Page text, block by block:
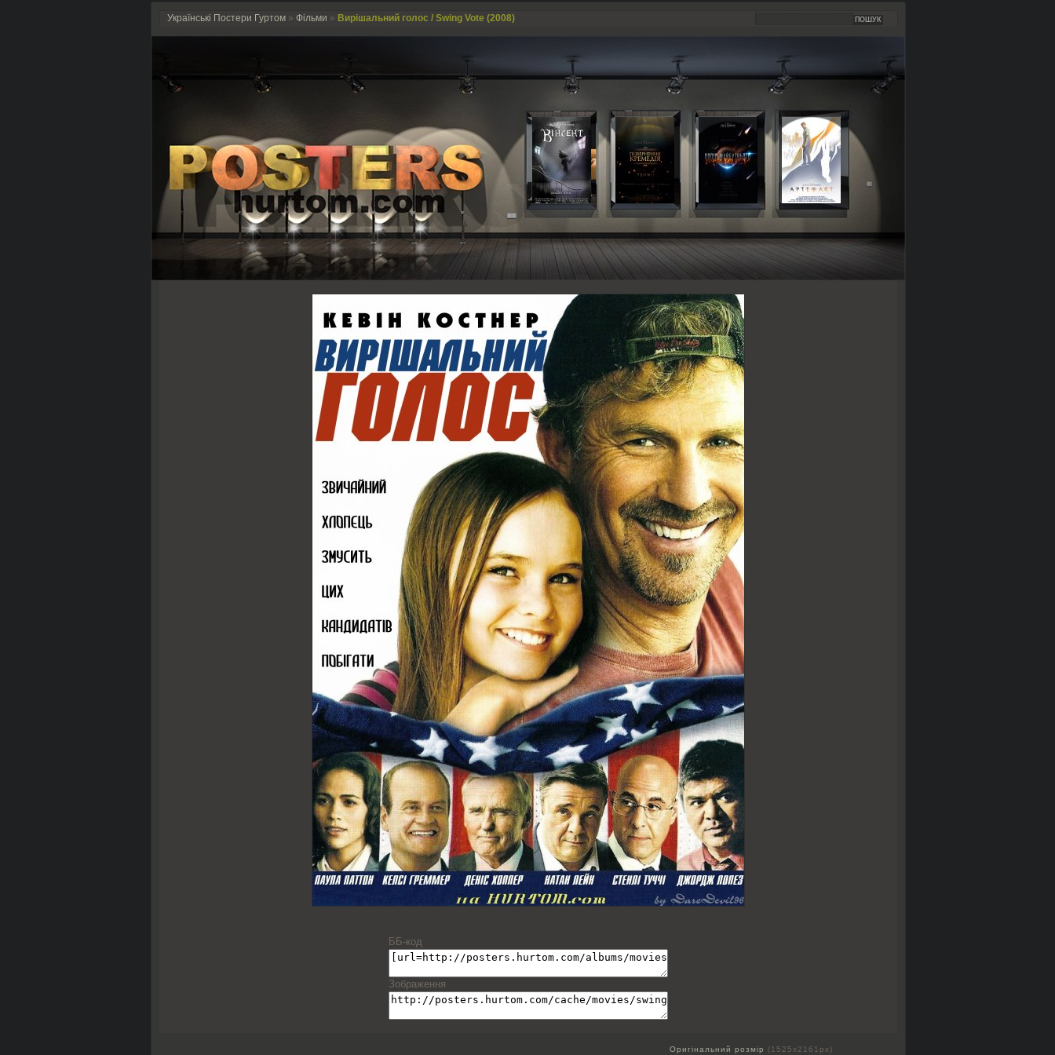
Українські Постери Гуртом » Фільми » Вирішальний голос / Swing Vote (2008)
ББ-код
Зображення
Оригінальний розмір (1525x2161px)